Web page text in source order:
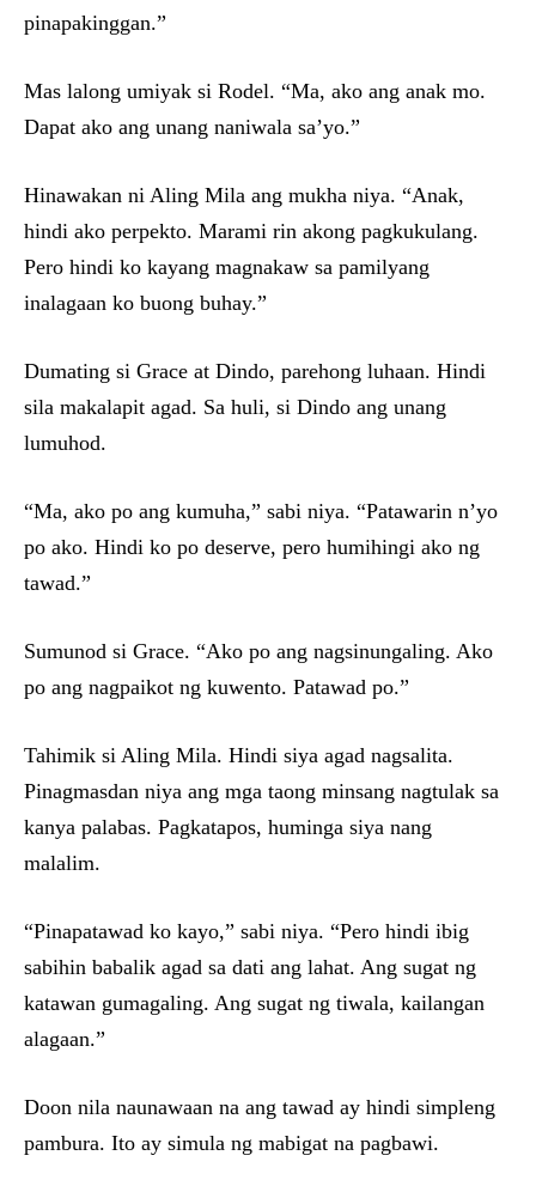
pinapakinggan.”
Mas lalong umiyak si Rodel. “Ma, ako ang anak mo.
Dapat ako ang unang naniwala sa’yo.”
Hinawakan ni Aling Mila ang mukha niya. “Anak,
hindi ako perpekto. Marami rin akong pagkukulang.
Pero hindi ko kayang magnakaw sa pamilyang
inalagaan ko buong buhay.”
Dumating si Grace at Dindo, parehong luhaan. Hindi
sila makalapit agad. Sa huli, si Dindo ang unang
lumuhod.
“Ma, ako po ang kumuha,” sabi niya. “Patawarin n’yo
po ako. Hindi ko po deserve, pero humihingi ako ng
tawad.”
Sumunod si Grace. “Ako po ang nagsinungaling. Ako
po ang nagpaikot ng kuwento. Patawad po.”
Tahimik si Aling Mila. Hindi siya agad nagsalita.
Pinagmasdan niya ang mga taong minsang nagtulak sa
kanya palabas. Pagkatapos, huminga siya nang
malalim.
“Pinapatawad ko kayo,” sabi niya. “Pero hindi ibig
sabihin babalik agad sa dati ang lahat. Ang sugat ng
katawan gumagaling. Ang sugat ng tiwala, kailangan
alagaan.”
Doon nila naunawaan na ang tawad ay hindi simpleng
pambura. Ito ay simula ng mabigat na pagbawi.